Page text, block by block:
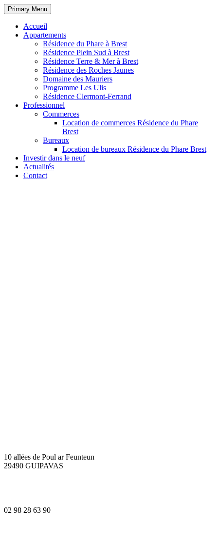
Primary Menu
Accueil
Appartements
Résidence du Phare à Brest
Résidence Plein Sud à Brest
Résidence Terre & Mer à Brest
Résidence des Roches Jaunes
Domaine des Mauriers
Programme Les Ulis
Résidence Clermont-Ferrand
Professionnel
Commerces
Location de commerces Résidence du Phare
Brest
Bureaux
Location de bureaux Résidence du Phare Brest
Investir dans le neuf
Actualités
Contact
10 allées de Poul ar Feunteun
29490 GUIPAVAS
02 98 28 63 90